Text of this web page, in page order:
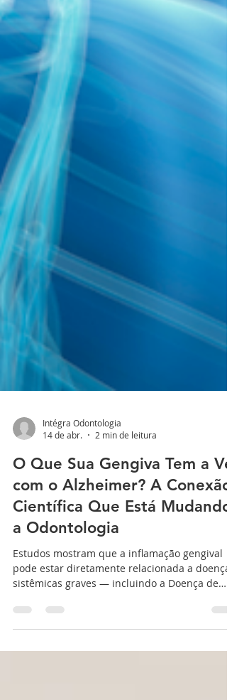
Intégra Odontologia
14 de abr.
2 min de leitura
O Que Sua Gengiva Tem a
com o Alzheimer? A Conexão
Científica Que Está Mudando
a Odontologia
Estudos mostram que a inflamação gengival
pode estar diretamente relacionada a
Alzheimer.